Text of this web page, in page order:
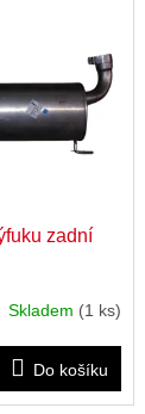
zadní
Skladem (1 ks)
Do košíku